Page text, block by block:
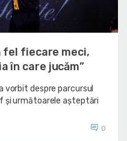
fel fiecare meci,
în care jucăm”
vorbit despre parcursul
și următoarele așteptări
0